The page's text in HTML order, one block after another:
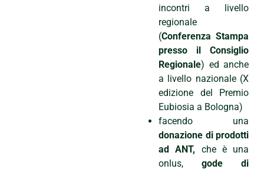
incontri a livello
regionale
(Conferenza Stampa
presso il Consiglio
Regionale) ed anche
a livello nazionale (X
edizione del Premio
Eubiosia a Bologna)
facendo una
donazione di prodotti
ad ANT, che è una
onlus,gode di